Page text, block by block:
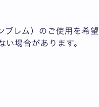
ブレム）のご使用を希望
場合があります。